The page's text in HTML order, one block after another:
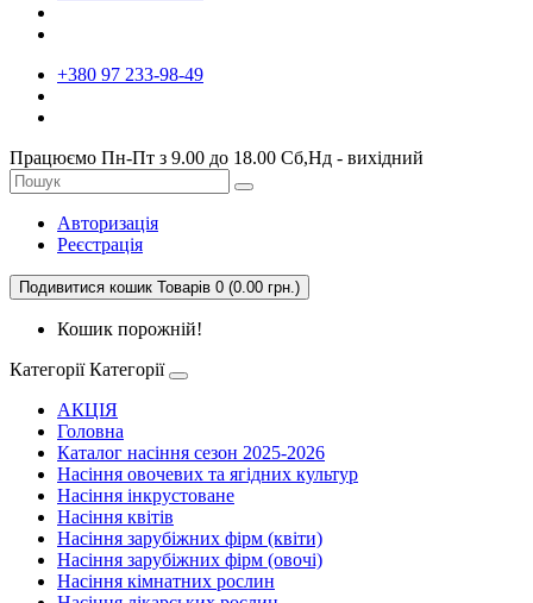
+380 97 233-98-49
Працюємо Пн-Пт з 9.00 до 18.00 Сб,Нд - вихідний
Авторизація
Реєстрація
Подивитися кошик Товарів 0 (0.00 грн.)
Кошик порожній!
Категорії Категорії
АКЦІЯ
Головна
Каталог насіння сезон 2025-2026
Насіння овочевих та ягідних культур
Насіння інкрустоване
Насіння квітів
Насіння зарубіжних фірм (квіти)
Насіння зарубіжних фірм (овочі)
Насіння кімнатних рослин